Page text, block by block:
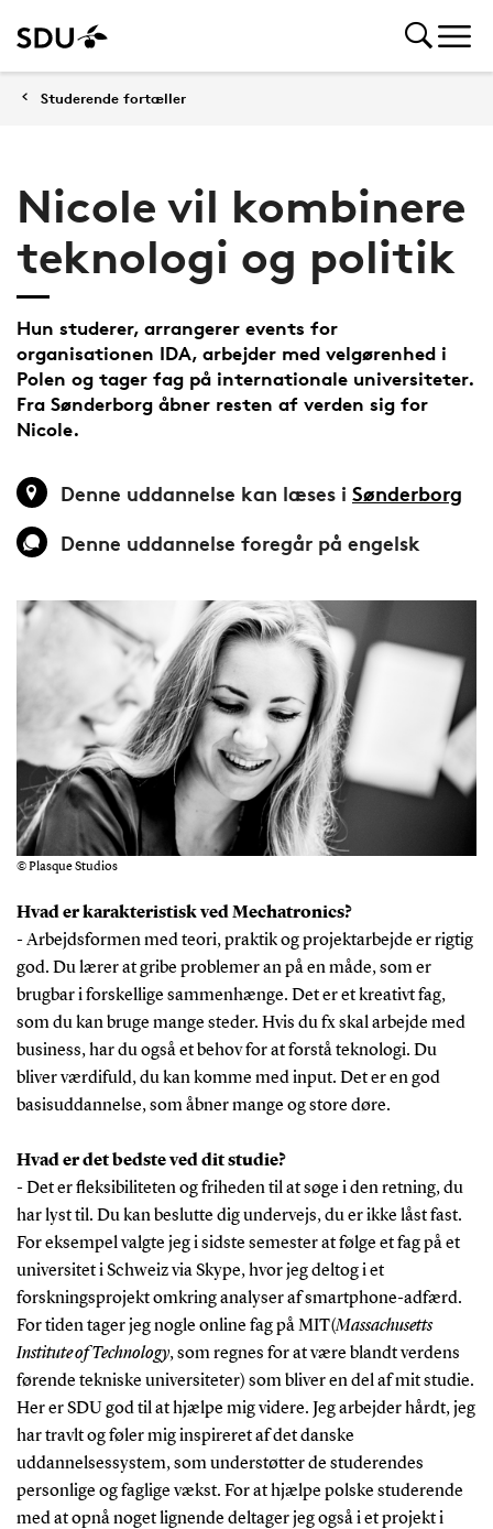
Studerende fortæller
Nicole vil kombinere
teknologi og politik
Hun studerer, arrangerer events for
organisationen IDA, arbejder med velgørenhed i
Polen og tager fag på internationale universiteter.
Fra Sønderborg åbner resten af verden sig for
Nicole.
Denne uddannelse kan læses i Sønderborg
Denne uddannelse foregår på engelsk
© Plasque Studios
Hvad er karakteristisk ved Mechatronics?
- Arbejdsformen med teori, praktik og projektarbejde er rigtig
god. Du lærer at gribe problemer an på en måde, som er
brugbar i forskellige sammenhænge. Det er et kreativt fag,
som du kan bruge mange steder. Hvis du fx skal arbejde med
business, har du også et behov for at forstå teknologi. Du
bliver værdifuld, du kan komme med input. Det er en god
basisuddannelse, som åbner mange og store døre.
Hvad er det bedste ved dit studie?
- Det er fleksibiliteten og friheden til at søge i den retning, du
har lyst til. Du kan beslutte dig undervejs, du er ikke låst fast.
For eksempel valgte jeg i sidste semester at følge et fag på et
universitet i Schweiz via Skype, hvor jeg deltog i et
forskningsprojekt omkring analyser af smartphone-adfærd.
For tiden tager jeg nogle online fag på MIT(Massachusetts
Institute of Technology, som regnes for at være blandt verdens
førende tekniske universiteter) som bliver en del af mit studie.
Her er SDU god til at hjælpe mig videre. Jeg arbejder hårdt, jeg
har travlt og føler mig inspireret af det danske
uddannelsessystem, som understøtter de studerendes
personlige og faglige vækst. For at hjælpe polske studerende
med at opnå noget lignende deltager jeg også i et projekt i